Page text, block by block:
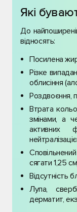
Які
До
відносять:
Посилена
Різке
облисіння
Роздвоєння,
Втрата
змінами, а
сягати 1,25
Відсутність
Лупа,
дерматит,